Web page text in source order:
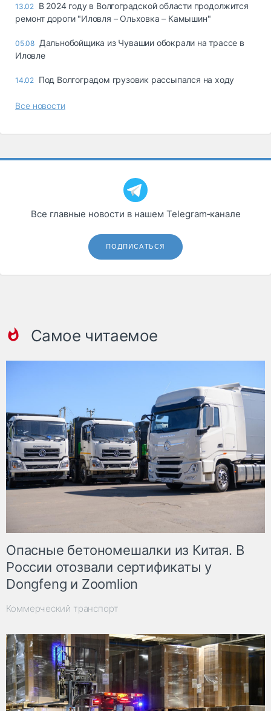
Склады и
грузовые
Коммерческий
Спецтехника
Топливо, масла и
13.02 В 2024 году в Волгоградской области продолжится
ремонт дороги "Иловля – Ольховка – Камышин"
05.08 Дальнобойщика из Чувашии обокрали на трассе в
Иловле
14.02 Под Волгоградом грузовик рассыпался на ходу
Все новости
Все главные новости в нашем Telegram‑канале
ПОДПИСАТЬСЯ
Самое читаемое
Опасные бетономешалки из Китая. В
России отозвали сертификаты у
Dongfeng и Zoomlion
Коммерческий транспорт